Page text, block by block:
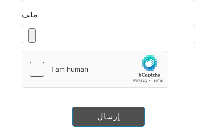
ملف
إرسال